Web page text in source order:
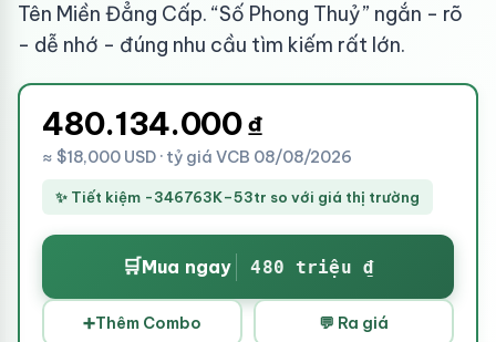
Tên Miền Đẳng Cấp. “Số Phong Thuỷ” ngắn - rõ
- dễ nhớ - đúng nhu cầu tìm kiếm rất lớn.
480.134.000₫
≈ $18,000 USD · tỷ giá VCB 08/08/2026
✨ Tiết kiệm -346763K–53tr so với giá thị trường
🛒Mua ngay 480 triệu ₫
➕Thêm Combo 💬 Ra giá